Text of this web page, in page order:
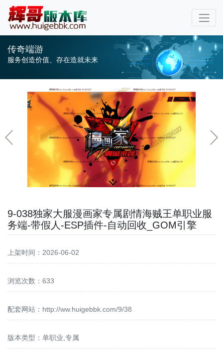
传奇端游
服务创造价值、存在造就未来
9-038独家大服漫画家专属剧情海贼王单职业服
务端-带假人-ESP插件-自动回收_GOM引擎
上架时间：2026-06-02
浏览次数：633
配套网站： http://ww.huigebbk.com/9/38
版本类型：单职业,专属